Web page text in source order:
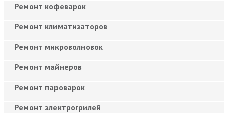
Ремонт кофеварок
Ремонт климатизаторов
Ремонт микроволновок
Ремонт майнеров
Ремонт пароварок
Ремонт электрогрилей